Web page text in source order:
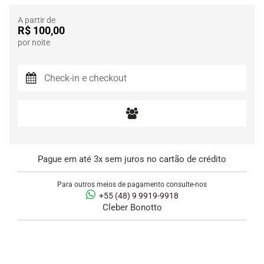
A partir de
R$ 100,00
por noite
Pague em até 3x sem juros no cartão de crédito
Para outros meios de pagamento consulte-nos
+55 (48) 9 9919-9918
Cleber Bonotto